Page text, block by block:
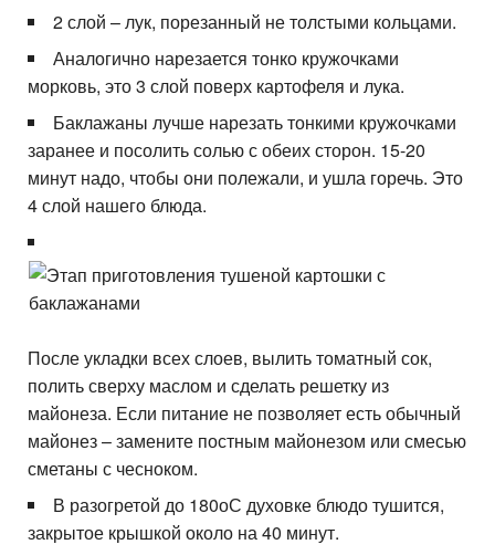
2 слой – лук, порезанный не толстыми кольцами.
Аналогично нарезается тонко кружочками
морковь, это 3 слой поверх картофеля и лука.
Баклажаны лучше нарезать тонкими кружочками
заранее и посолить солью с обеих сторон. 15-20
минут надо, чтобы они полежали, и ушла горечь. Это
4 слой нашего блюда.
После укладки всех слоев, вылить томатный сок,
полить сверху маслом и сделать решетку из
майонеза. Если питание не позволяет есть обычный
майонез – замените постным майонезом или смесью
сметаны с чесноком.
В разогретой до 180оС духовке блюдо тушится,
закрытое крышкой около на 40 минут.